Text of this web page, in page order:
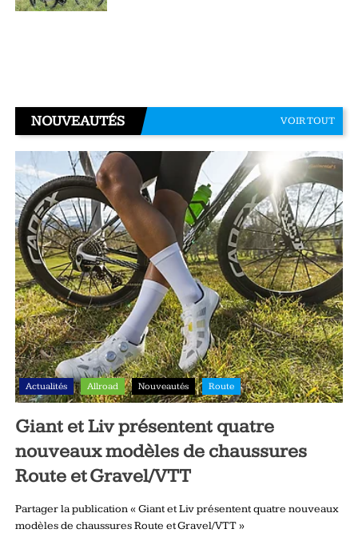
NOUVEAUTÉS VOIR TOUT
Actualités Allroad Nouveautés Route
Giant et Liv présentent quatre
nouveaux modèles de chaussures
Route et Gravel/VTT
Partager la publication « Giant et Liv présentent quatre nouveaux
modèles de chaussures Route et Gravel/VTT »